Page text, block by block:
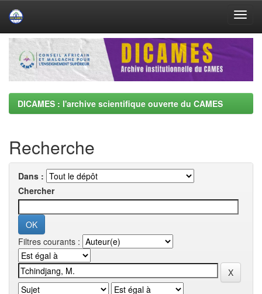
Skip
navigation
DICAMES : l'archive scientifique ouverte du CAMES
Recherche
Dans :
Chercher
Filtres courants :